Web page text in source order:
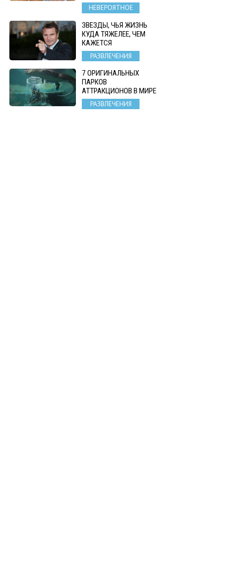
НЕВЕРОЯТНОЕ
ЗВЕЗДЫ, ЧЬЯ ЖИЗНЬ
КУДА ТЯЖЕЛЕЕ, ЧЕМ
КАЖЕТСЯ
РАЗВЛЕЧЕНИЯ
7 ОРИГИНАЛЬНЫХ
ПАРКОВ
АТТРАКЦИОНОВ В МИРЕ
РАЗВЛЕЧЕНИЯ